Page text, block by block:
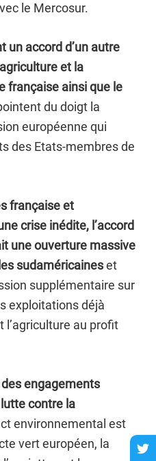
le Mercosur.
un accord d’un autre
et la
française ainsi que le
du doigt la
européenne qui
des Etats-membres de
française et
crise inédite, l’accord
une ouverture massive
sudaméricaineset
supplémentaire sur
exploitations déjà
l’agriculture au profit
engagements
contre la
environnemental est
vert européen, la